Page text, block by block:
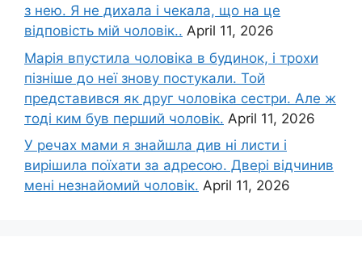
з нею. Я не дихала і чекала, що на це
відповість мій чоловік.. April 11, 2026
Марія впустила чоловіка в будинок, і трохи
пізніше до неї знову постукали. Той
представився як друг чоловіка сестри. Але ж
тоді ким був перший чоловік. April 11, 2026
У речах мами я знайшла див ні листи і
вирішила поїхати за адресою. Двері відчинив
мені незнайомий чоловік. April 11, 2026